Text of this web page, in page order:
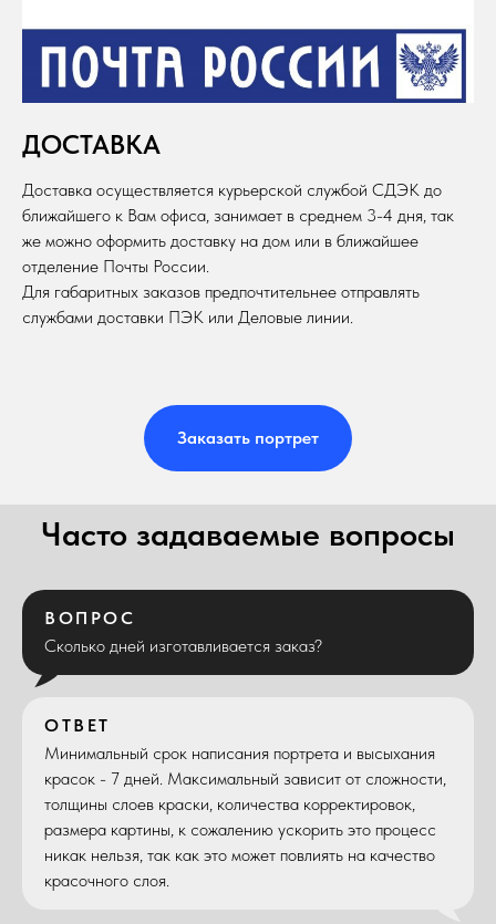
ДОСТАВКА
Доставка осуществляется курьерской службой СДЭК до
ближайшего к Вам офиса, занимает в среднем 3-4 дня, так
же можно оформить доставку на дом или в ближайшее
отделение Почты России.
Для габаритных заказов предпочтительнее отправлять
службами доставки ПЭК или Деловые линии.
Заказать портрет
Часто задаваемые вопросы
ВОПРОС
Сколько дней изготавливается заказ?
ОТВЕТ
Минимальный срок написания портрета и высыхания
красок - 7 дней. Максимальный зависит от сложности,
толщины слоев краски, количества корректировок,
размера картины, к сожалению ускорить это процесс
никак нельзя, так как это может повлиять на качество
красочного слоя.